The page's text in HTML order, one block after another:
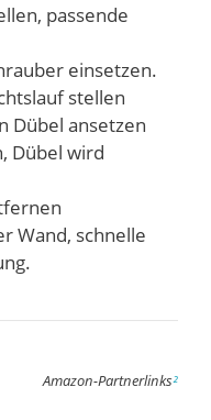
passende
einsetzen.
stellen
Dübel ansetzen
Dübel wird
Wand, schnelle
Amazon-Partnerlinks²